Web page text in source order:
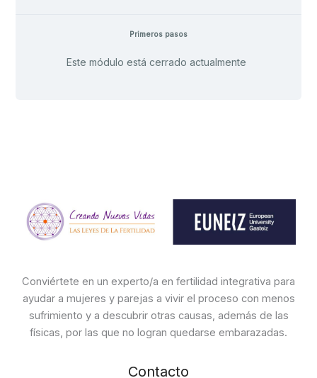
Primeros pasos
Este módulo está cerrado actualmente
Conviértete en un experto/a en fertilidad integrativa para
ayudar a mujeres y parejas a vivir el proceso con menos
sufrimiento y a descubrir otras causas, además de las
físicas, por las que no logran quedarse embarazadas.
Contacto